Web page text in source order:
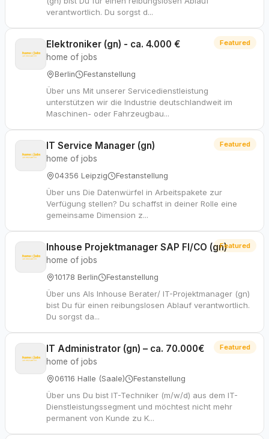
verantwortlich. Du sorgst d...
Elektroniker (gn) - ca. 4.000 €
home of jobs
Berlin Festanstellung
Über uns Mit unserer Servicedienstleistung
unterstützen wir die Industrie deutschlandweit im
Maschinen- oder Fahrzeugbau...
Featured
IT Service Manager (gn)
home of jobs
04356 Leipzig Festanstellung
Über uns Die Datenwürfel in Arbeitspakete zur
Verfügung stellen? Du schaffst in deiner Rolle eine
gemeinsame Dimension z...
Featured
Inhouse Projektmanager SAP FI/CO (gn)
home of jobs
10178 Berlin Festanstellung
Über uns Als Inhouse Berater/ IT-Projektmanager (gn)
bist Du für einen reibungslosen Ablauf verantwortlich.
Du sorgst da...
Featured
IT Administrator (gn) – ca. 70.000€
home of jobs
06116 Halle (Saale) Festanstellung
Über uns Du bist IT-Techniker (m/w/d) aus dem IT-
Dienstleistungssegment und möchtest nicht mehr
permanent von Kunde zu K...
Featured